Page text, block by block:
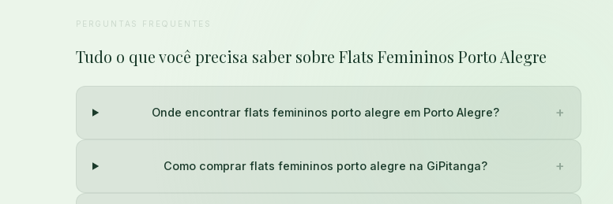
PERGUNTAS FREQUENTES
Tudo o que você precisa saber sobre Flats Femininos Porto Alegre
Onde encontrar flats femininos porto alegre em Porto Alegre? +
Como comprar flats femininos porto alegre na GiPitanga? +